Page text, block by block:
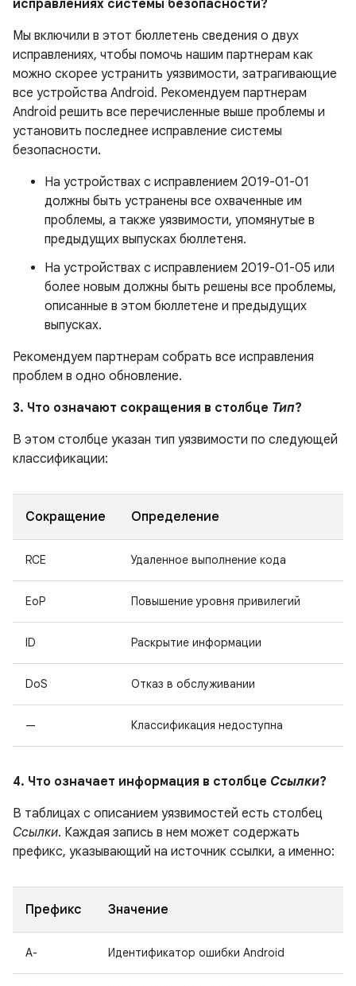
исправлениях системы безопасности?
Мы включили в этот бюллетень сведения о двух
исправлениях, чтобы помочь нашим партнерам как
можно скорее устранить уязвимости, затрагивающие
все устройства Android. Рекомендуем партнерам
Android решить все перечисленные выше проблемы и
установить последнее исправление системы
безопасности.
На устройствах с исправлением 2019-01-01
должны быть устранены все охваченные им
проблемы, а также уязвимости, упомянутые в
предыдущих выпусках бюллетеня.
На устройствах с исправлением 2019-01-05 или
более новым должны быть решены все проблемы,
описанные в этом бюллетене и предыдущих
выпусках.
Рекомендуем партнерам собрать все исправления
проблем в одно обновление.
3. Что означают сокращения в столбце Тип?
В этом столбце указан тип уязвимости по следующей
классификации:
Сокращение Определение
RCE Удаленное выполнение кода
EoP Повышение уровня привилегий
ID Раскрытие информации
DoS Отказ в обслуживании
— Классификация недоступна
4. Что означает информация в столбце Ссылки?
В таблицах с описанием уязвимостей есть столбец
Ссылки. Каждая запись в нем может содержать
префикс, указывающий на источник ссылки, а именно:
Префикс Значение
A- Идентификатор ошибки Android